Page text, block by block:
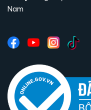
Nam